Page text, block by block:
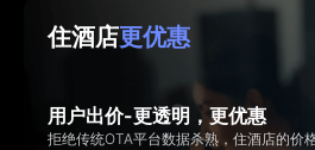
住酒店更优惠
用户出价-更透明，更优惠
拒绝传统OTA平台数据杀熟，住酒店的价